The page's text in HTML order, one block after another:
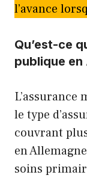
l’avance
Qu’est-ce
publique en
L’assurance
le type
couvrant
en
soins